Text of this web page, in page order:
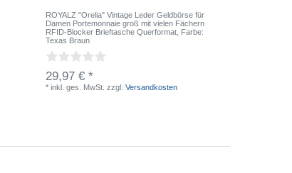
ROYALZ "Orelia" Vintage Leder Geldbörse für
Damen Portemonnaie groß mit vielen Fächern
RFID-Blocker Brieftasche Querformat , Farbe:
Texas Braun
29,97 € *
*inkl. ges. MwSt. zzgl.Versandkosten